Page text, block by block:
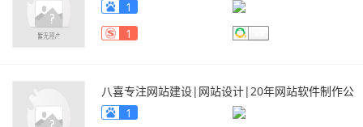
企业软文链接|新闻网站排行榜
1
1
八喜专注网站建设|网站设计|20年网站软件制作公
司qiyeku.net/
www.qiyeku.net
1